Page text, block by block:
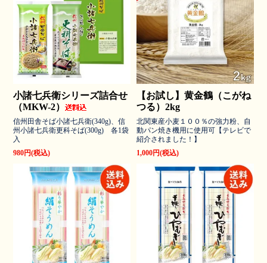
小諸七兵衛シリーズ詰合せ
（MKW-2）
信州田舎そば小諸七兵衛(340g)、信
州小諸七兵衛更科そば(300g) 各1袋
入
980円(税込)
【お試し】黄金鶴（こがね
つる）2kg
北関東産小麦１００％の強力粉、自
動パン焼き機用に使用可【テレビで
紹介されました！】
1,000円(税込)